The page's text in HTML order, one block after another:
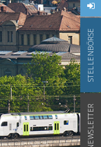
STELLENBÖRSE
NEWSLETTER